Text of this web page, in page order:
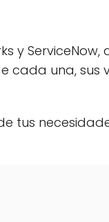
y
una,
tus